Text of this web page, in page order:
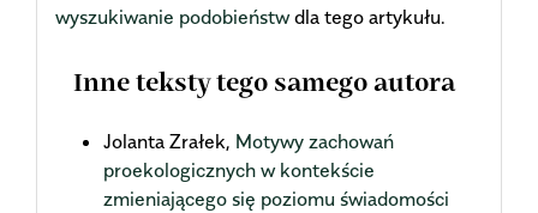
wyszukiwanie podobieństwdla tego artykułu.
Inne teksty tego samego autora
Jolanta Zrałek, Motywy zachowań
proekologicznych w kontekście
zmieniającego się poziomu świadomości